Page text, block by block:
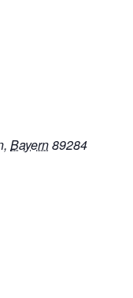
, Bayern89284